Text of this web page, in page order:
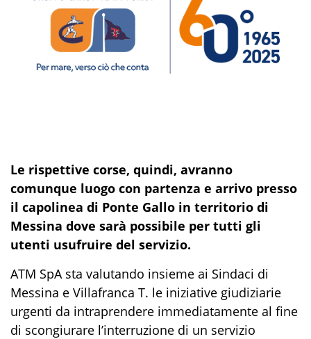
Le rispettive corse, quindi, avranno
comunque luogo con partenza e arrivo presso
il capolinea di Ponte Gallo in territorio di
Messina dove sarà possibile per tutti gli
utenti usufruire del servizio.
ATM SpA sta valutando insieme ai Sindaci di
Messina e Villafranca T. le iniziative giudiziarie
urgenti da intraprendere immediatamente al fine
di scongiurare l’interruzione di un servizio